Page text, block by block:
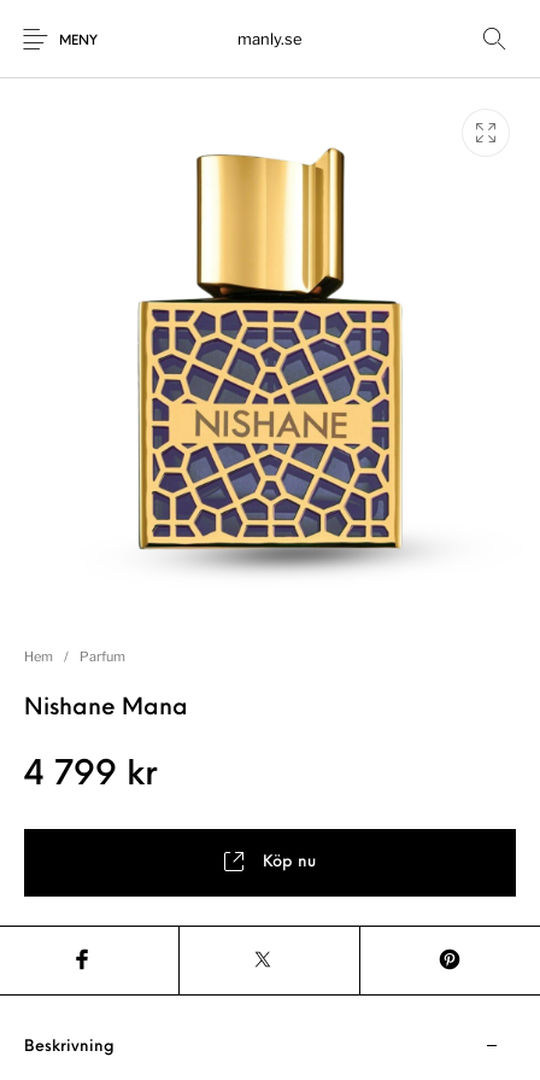
MENY manly.se
Hem / Parfum
Nishane Mana
4 799 kr
Köp nu
Beskrivning